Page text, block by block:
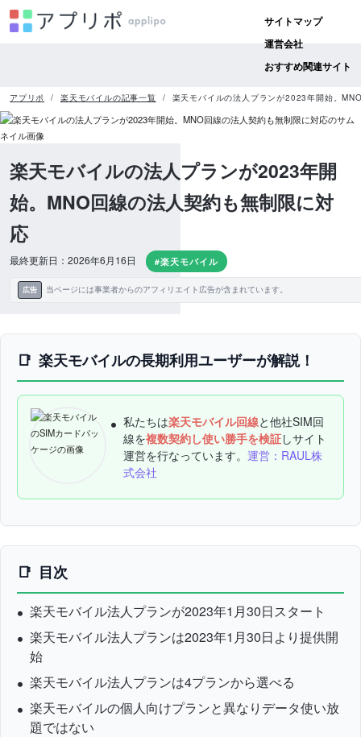
サイトマップ
運営会社
おすすめ関連サイト
アプリポ 楽天モバイルの記事一覧 楽天モバイルの法人プランが2023年開始。
楽天モバイルの法人プランが2023年開
始。MNO回線の法人契約も無制限に対
応
最終更新日：2026年6月16日 #楽天モバイル
広告 当ページには事業者からのアフィリエイト広告が含まれています。
楽天モバイルの長期利用ユーザーが解説！
私たちは楽天モバイル回線と他社SIM回
線を複数契約し使い勝手を検証しサイト
運営を行なっています。 運営：RAUL株
式会社
目次
楽天モバイル法人プランが2023年1月30日スタート
楽天モバイル法人プランは2023年1月30日より提供開
始
楽天モバイル法人プランは4プランから選べる
楽天モバイルの個人向けプランと異なりデータ使い放
題ではない